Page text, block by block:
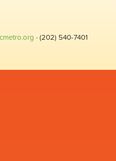
· (202) 540-7401